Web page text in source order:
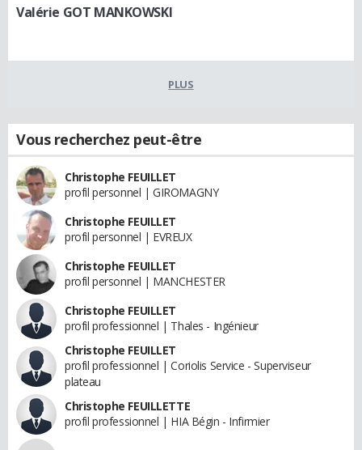
Valérie GOT MANKOWSKI
PLUS
Vous recherchez peut-être
Christophe FEUILLET
profil personnel | GIROMAGNY
Christophe FEUILLET
profil personnel | EVREUX
Christophe FEUILLET
profil personnel | MANCHESTER
Christophe FEUILLET
profil professionnel | Thales - Ingénieur
Christophe FEUILLET
profil professionnel | Coriolis Service - Superviseur
plateau
Christophe FEUILLETTE
profil professionnel | HIA Bégin - Infirmier